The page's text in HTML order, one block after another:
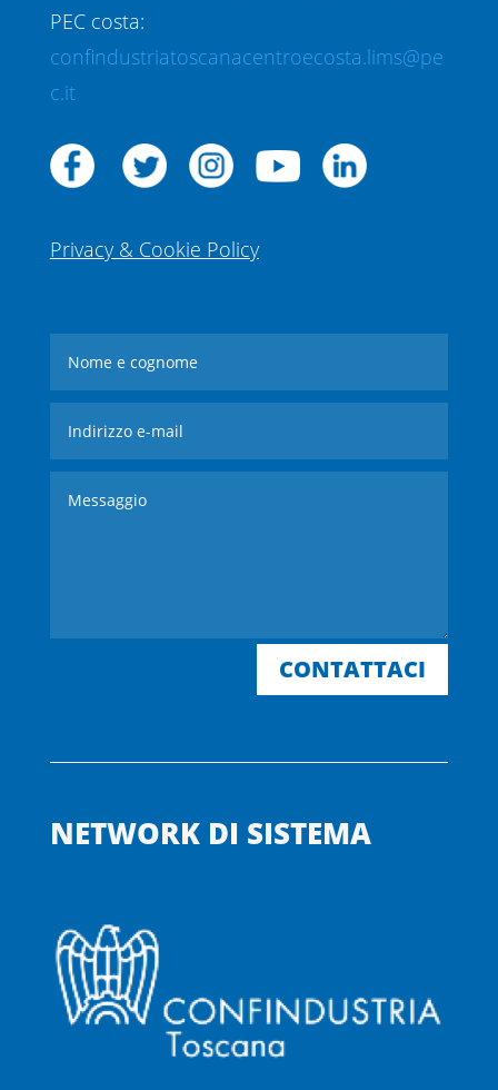
PEC costa:
confindustriatoscanacentroecosta.lims@pe
c.it
Privacy & Cookie Policy
CONTATTACI
NETWORK DI SISTEMA